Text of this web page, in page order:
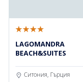
LAGOMANDRA
BEACH&SUITES
Ситония, Гърция